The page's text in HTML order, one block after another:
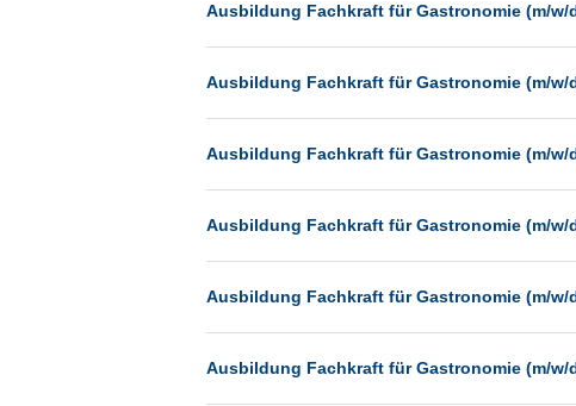
Hamburg
Hannover
Heilbronn
Hermsdorf
Hildesheim
Ingolstadt
Kassel
Ausbildung Fachkraft für Gastronomie (m/w/
Ausbildung Fachkraft für Gastronomie (m/w/
Ausbildung Fachkraft für Gastronomie (m/w/
Ausbildung Fachkraft für Gastronomie (m/w/
Ausbildung Fachkraft für Gastronomie (m/w/
Ausbildung Fachkraft für Gastronomie (m/w/